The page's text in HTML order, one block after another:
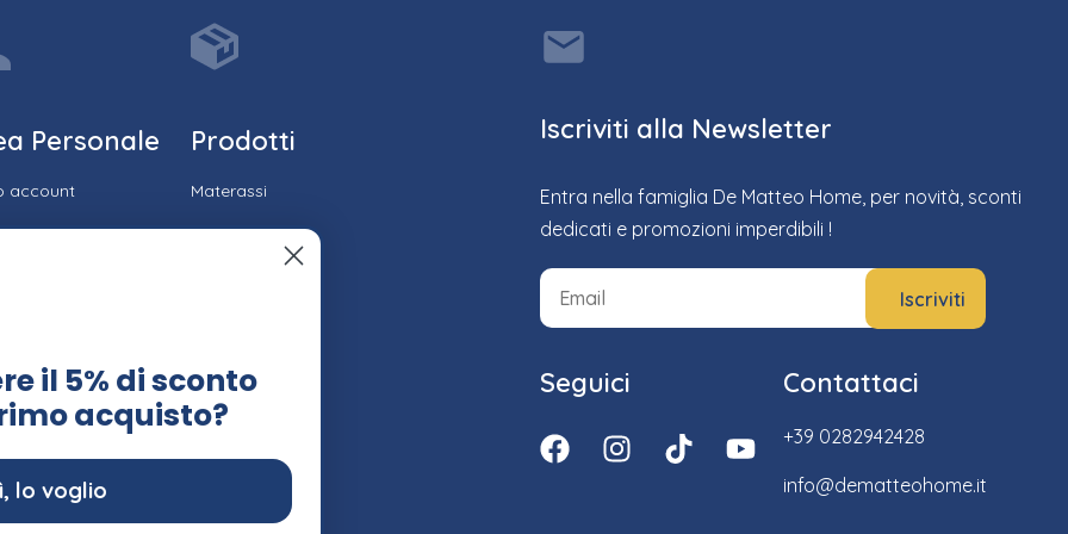
Personale
account
veloce
di Privacy
Prodotti
Materassi
Accessori
Iscriviti alla Newsletter
Entra nella famiglia De Matteo Home, per novità, sconti
dedicati e promozioni imperdibili !
Seguici Contattaci
+39 0282942428
info@dematteohome.it
il 5% di sconto
acquisto?
lo voglio